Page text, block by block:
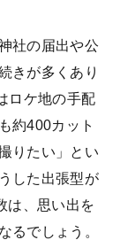
社の届出や公
きが多くあり
ロケ地の手配
約400カット
りたい」とい
した出張型が
は、思い出を
るでしょう。